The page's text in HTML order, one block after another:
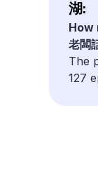
湖:
How
老闆
The
127